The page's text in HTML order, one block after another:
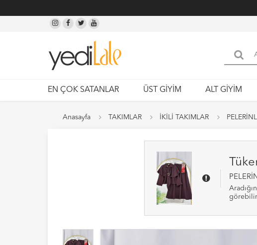
EN ÇOK SATANLAR ÜST GİYİM ALT GİYİM
Anasayfa TAKIMLAR İKİLİ TAKIMLAR
aradığınız ürün stoklarımızda kalmamıştır. bu ürüne benzer ürünleri alt bölümde